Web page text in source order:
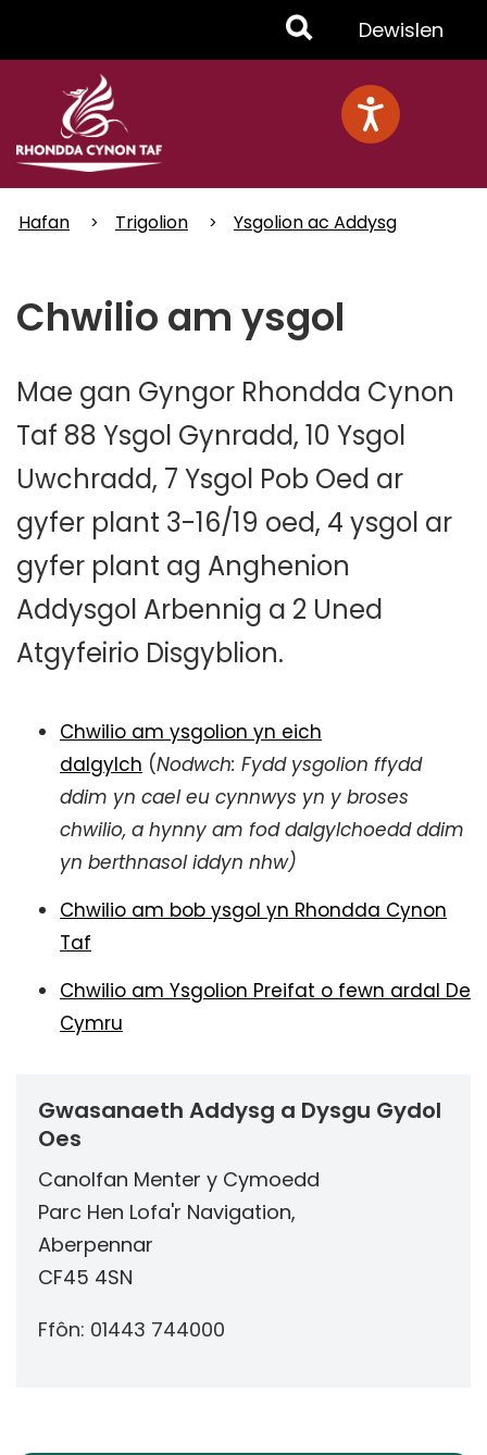
Toggle
Menu
Dewislen
Hafan Trigolion Ysgolion ac Addysg
Chwilio am ysgol
Mae gan Gyngor Rhondda Cynon
Taf 88 Ysgol Gynradd, 10 Ysgol
Uwchradd, 7 Ysgol Pob Oed ar
gyfer plant 3-16/19 oed, 4 ysgol ar
gyfer plant ag Anghenion
Addysgol Arbennig a 2 Uned
Atgyfeirio Disgyblion.
Chwilio am ysgolion yn eich
dalgylch (Nodwch: Fydd ysgolion ffydd
ddim yn cael eu cynnwys yn y broses
chwilio, a hynny am fod dalgylchoedd ddim
yn berthnasol iddyn nhw)
Chwilio am bob ysgol yn Rhondda Cynon
Taf
Chwilio am Ysgolion Preifat o fewn ardal De
Cymru
Gwasanaeth Addysg a Dysgu Gydol
Oes
Canolfan Menter y Cymoedd
Parc Hen Lofa'r Navigation,
Aberpennar
CF45 4SN
Ffôn: 01443 744000